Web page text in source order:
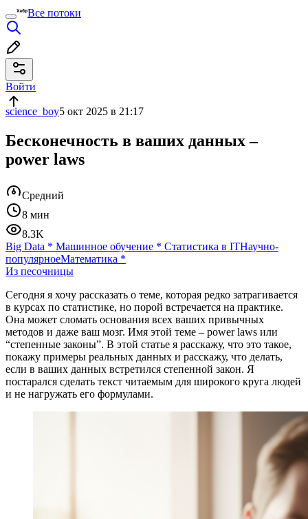
Все потоки
Войти
science_boy5 окт 2025 в 21:17
Бесконечность в ваших данных –
power laws
Средний
8 мин
8.3K
Big Data * Машинное обучение * Статистика в ITНаучно-
популярноеМатематика *
Из песочницы
Сегодня я хочу рассказать о теме, которая редко затрагивается
в курсах по статистике, но порой встречается на практике.
Она может сломать основания всех ваших привычных
методов и даже ваш мозг. Имя этой теме – power laws или
“степенные законы”. В этой статье я расскажу, что это такое,
покажу примеры реальных данных и расскажу, что делать,
если в ваших данных встретился степенной закон. Я
постарался сделать текст читаемым для широкого круга людей
и не нагружать его формулами.